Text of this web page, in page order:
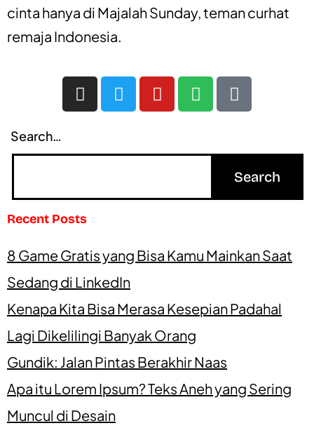
cinta hanya di Majalah Sunday, teman curhat
remaja Indonesia.
Search…
Recent Posts
8 Game Gratis yang Bisa Kamu Mainkan Saat
Sedang di LinkedIn
Kenapa Kita Bisa Merasa Kesepian Padahal
Lagi Dikelilingi Banyak Orang
Gundik: Jalan Pintas Berakhir Naas
Apa itu Lorem Ipsum? Teks Aneh yang Sering
Muncul di Desain